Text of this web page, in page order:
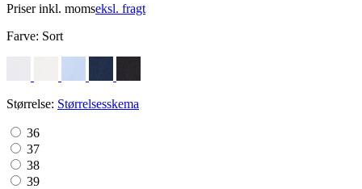
Priser inkl. momseksl. fragt
Farve: Sort
Størrelse: Størrelsesskema
36
37
38
39